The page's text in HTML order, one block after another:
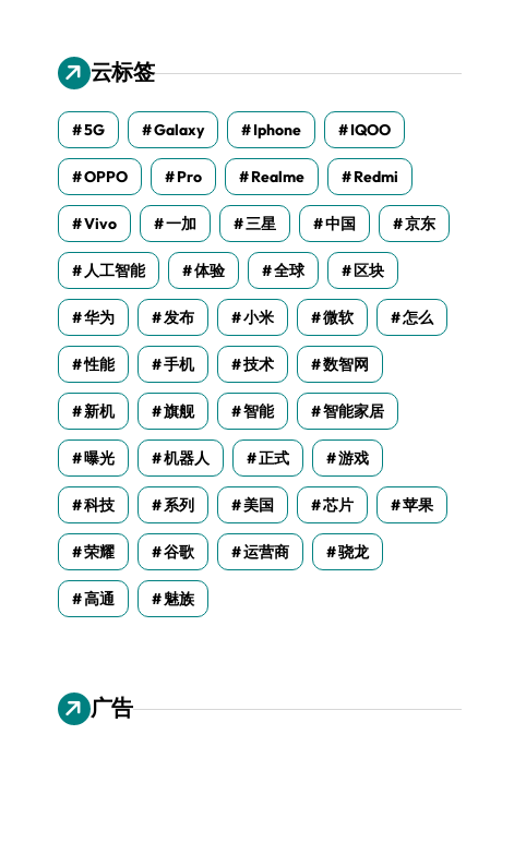
云标签
5G Galaxy Iphone IQOO
OPPO Pro Realme Redmi
Vivo 一加 三星 中国 京东
人工智能 体验 全球 区块
华为 发布 小米 微软 怎么
性能 手机 技术 数智网
新机 旗舰 智能 智能家居
曝光 机器人 正式 游戏
科技 系列 美国 芯片 苹果
荣耀 谷歌 运营商 骁龙
高通 魅族
广告